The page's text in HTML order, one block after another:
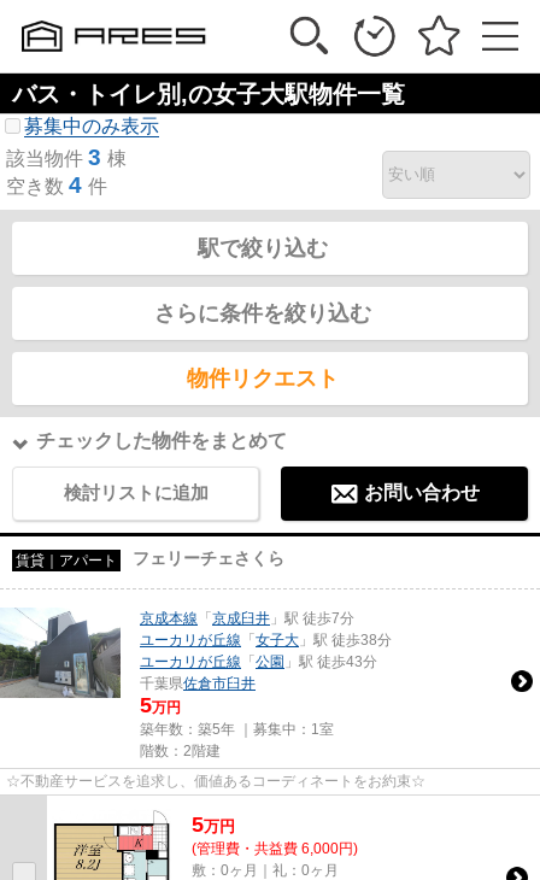
バス・トイレ別,の女子大駅物件一覧
募集中のみ表示
該当物件 3 棟
空き数 4 件
駅で絞り込む
さらに条件を絞り込む
物件リクエスト
チェックした物件をまとめて
検討リストに追加 お問い合わせ
賃貸｜アパート フェリーチェさくら
京成本線 「京成臼井 」駅 徒歩7分
ユーカリが丘線 「女子大 」駅 徒歩38分
ユーカリが丘線 「公園 」駅 徒歩43分
千葉県佐倉市臼井
5万円
築年数：築5年 ｜募集中： 1室
階数：2階建
☆不動産サービスを追求し、価値あるコーディネートをお約束☆
5万円
(管理費・共益費 6,000円)
敷：0ヶ月｜礼：0ヶ月